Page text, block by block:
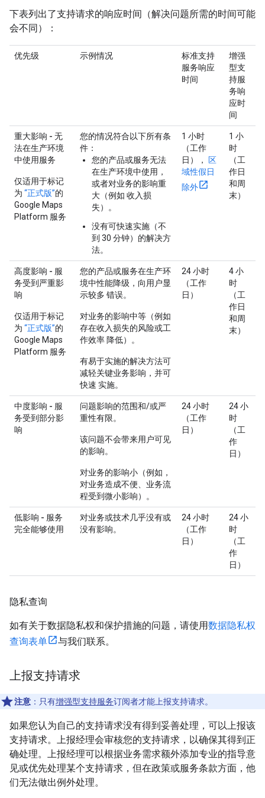
下表列出了支持请求的响应时间（解决问题所需的时间可能
会不同）：
优先级 示例情况
标准支持
服务响应
时间
增强
型支
持服
务响
应时
间
重大影响 - 无
法在生产环境
中使用服务
仅适用于标记
为 “正式版”的
Google Maps
Platform 服务
您的情况符合以下所有条
件：
您的产品或服务无法
在生产环境中使用，
或者对业务的影响重
大（例如 收入损
失）。
没有可快速实施（不
到 30 分钟）的解决方
法。
1 小时
（工作
日），
区
域性假日
除外
1 小
时
（工
作日
和周
末）
高度影响 - 服
务受到严重影
响
仅适用于标记
为 “正式版”的
Google Maps
Platform 服务
您的产品或服务在生产环
境中性能降级，向用户显
示较多 错误。
对业务的影响中等（例如
存在收入损失的风险或工
作效率 降低）。
有易于实施的解决方法可
减轻关键业务影响，并可
快速 实施。
24 小时
（工作
日）
4 小
时
（工
作日
和周
末）
中度影响 - 服
务受到部分影
响
问题影响的范围和/或严
重性有限。
该问题不会带来用户可见
的影响。
对业务的影响小（例如，
对业务造成不便、业务流
程受到微小影响）。
24 小时
（工作
日）
24 小
时
（工
作
日）
低影响 - 服务
完全能够使用
对业务或技术几乎没有或
没有影响。
24 小时
（工作
日）
24 小
时
（工
作
日）
隐私查询
如有关于数据隐私权和保护措施的问题，请使用数据隐私权
查询表单
与我们联系。
上报支持请求
注意 ：只有增强型支持服务订阅者才能上报支持请求。
如果您认为自己的支持请求没有得到妥善处理，可以上报该
支持请求。上报经理会审核您的支持请求，以确保其得到正
确处理。上报经理可以根据业务需求额外添加专业的指导意
见或优先处理某个支持请求，但在政策或服务条款方面，他
们无法做出例外处理。